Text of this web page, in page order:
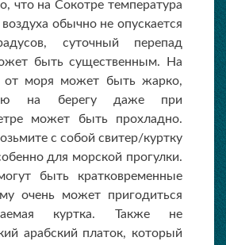
что на Сокотре температура
обычно не опускается
суточный перепад
быть существенным. На
от моря может быть жарко,
на берегу даже при
может быть прохладно.
с собой свитер/куртку
для морской прогулки.
быть кратковременные
очень может пригодиться
куртка. Также не
арабский платок, который